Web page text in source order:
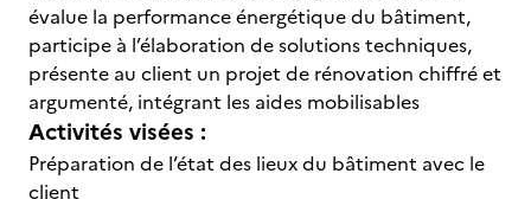
évalue la performance énergétique du bâtiment,
participe à l’élaboration de solutions techniques,
présente au client un projet de rénovation chiffré et
argumenté, intégrant les aides mobilisables
Activités visées :
Préparation de l’état des lieux du bâtiment avec le
client